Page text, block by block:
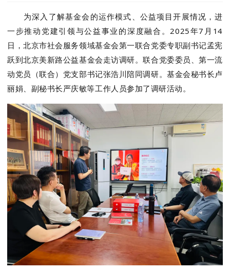
为深入了解基金会的运作模式、公益项目开展情况，进
一步推动党建引领与公益事业的深度融合。2025年7月14
日，北京市社会服务领域基金会第一联合党委专职副书记孟宪
跃到北京美新路公益基金会走访调研。联合党委委员、第一流
动党员（联合）党支部书记张浩川陪同调研。基金会秘书长卢
丽娟、副秘书长严庆敏等工作人员参加了调研活动。